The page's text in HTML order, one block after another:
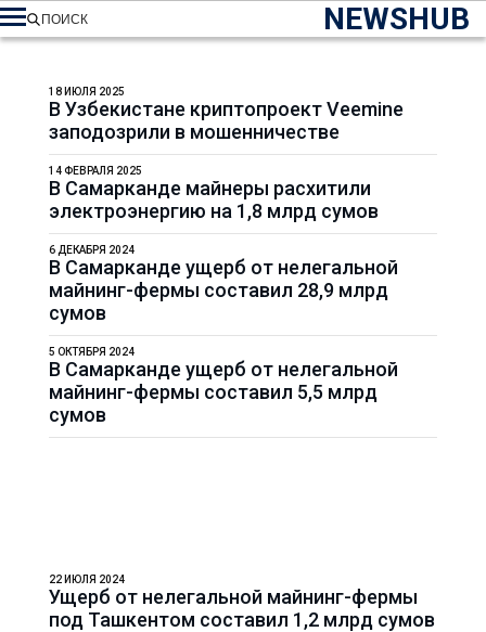
NEWSHUB
ПОИСК
В Узбекистане криптопроект Veemine
заподозрили в мошенничестве
18 ИЮЛЯ 2025
В Самарканде майнеры расхитили
электроэнергию на 1,8 млрд сумов
14 ФЕВРАЛЯ 2025
В Самарканде ущерб от нелегальной
майнинг-фермы составил 28,9 млрд
сумов
6 ДЕКАБРЯ 2024
В Самарканде ущерб от нелегальной
майнинг-фермы составил 5,5 млрд
сумов
5 ОКТЯБРЯ 2024
Ущерб от нелегальной майнинг-фермы
под Ташкентом составил 1,2 млрд сумов
22 ИЮЛЯ 2024